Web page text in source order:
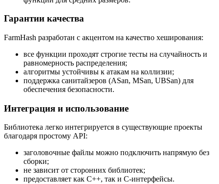
Гарантии качества
FarmHash разработан с акцентом на качество хеширования:
все функции проходят строгие тесты на случайность и
равномерность распределения;
алгоритмы устойчивы к атакам на коллизии;
поддержка санитайзеров (ASan, MSan, UBSan) для
обеспечения безопасности.
Интеграция и использование
Библиотека легко интегрируется в существующие проекты
благодаря простому API:
заголовочные файлы можно подключить напрямую без
сборки;
не зависит от сторонних библиотек;
предоставляет как C++, так и C-интерфейсы.